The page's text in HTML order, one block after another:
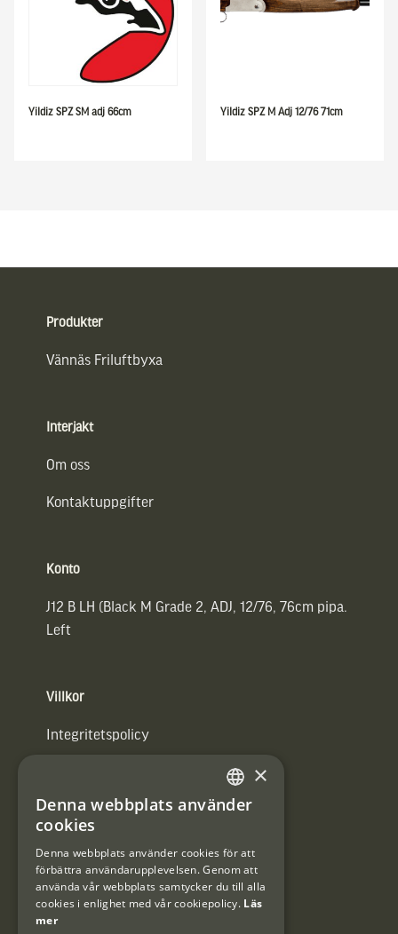
Yildiz SPZ SM adj 66cm Yildiz SPZ M Adj 12/76 71cm
Produkter
Vännäs Friluftbyxa
Interjakt
Om oss
Kontaktuppgifter
Konto
J12 B LH (Black M Grade 2, ADJ, 12/76, 76cm pipa.
Left
Villkor
Integritetspolicy
#Interjaktfamily
Kundklubb
Information om kundklubben.
SWEDISH
×
Denna webbplats använder
cookies
Denna webbplats använder cookies för att
förbättra användarupplevelsen. Genom att
använda vår webbplats samtycker du till alla
cookies i enlighet med vår cookiepolicy. Läs
mer